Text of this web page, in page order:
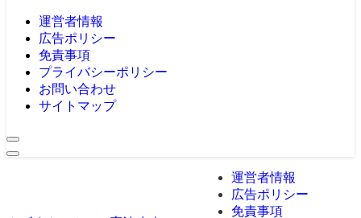
運営者情報
広告ポリシー
免責事項
プライバシーポリシー
お問い合わせ
サイトマップ
運営者情報
広告ポリシー
免責事項